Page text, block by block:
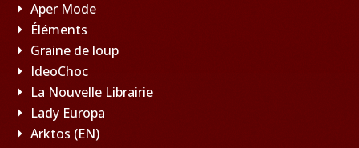
Aper Mode
Éléments
Graine de loup
IdeoChoc
La Nouvelle Librairie
Lady Europa
Arktos (EN)